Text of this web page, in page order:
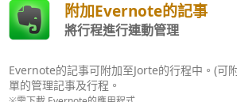
附加Evernote的記事
將行程進行連動管理
Evernote的記事可附加至Jorte的行程中。(可
單的管理記事及行程。